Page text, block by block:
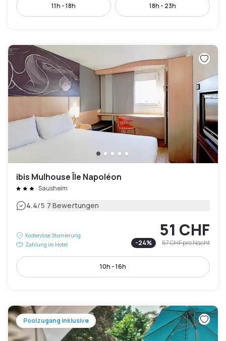
11h - 18h 18h - 23h
ibis Mulhouse Île Napoléon
Sausheim
4.4/5|7 Bewertungen
Kostenlose Stornierung
Zahlung im Hotel
51 CHF
-24% 67 CHFpro Nacht
10h - 16h
Poolzugang inklusive